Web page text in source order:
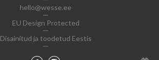
hello@wesse.ee
EU Design Protected
Disainitud ja toodetud Eestis